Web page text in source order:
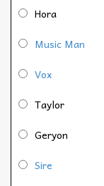
Hora
Music Man
Vox
Taylor
Geryon
Sire